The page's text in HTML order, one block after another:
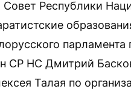
Совет Республики
СР НС Дмитрий
Талая по